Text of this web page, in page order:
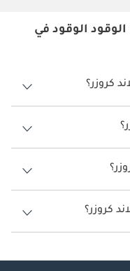
الوقود في
كروزر؟
ليتر.
كروزر؟